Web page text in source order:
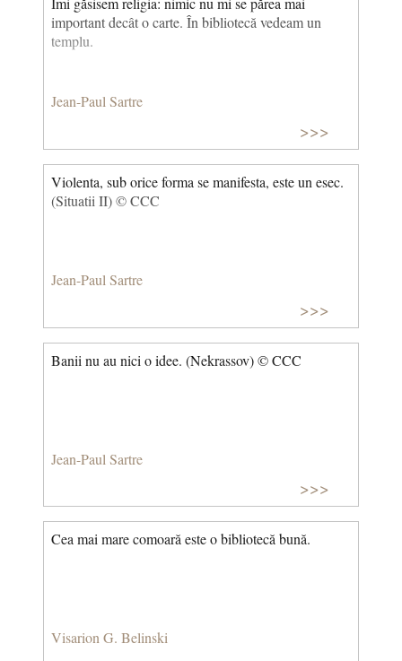
important decât o carte. În bibliotecă vedeam un
templu.
Jean-Paul Sartre
>>>
Violenta, sub orice forma se manifesta, este un esec.
(Situatii II) © CCC
Jean-Paul Sartre
>>>
Banii nu au nici o idee. (Nekrassov) © CCC
Jean-Paul Sartre
>>>
Cea mai mare comoară este o bibliotecă bună.
Visarion G. Belinski